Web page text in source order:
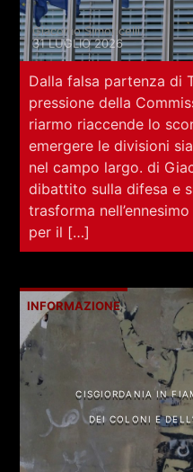
Giacomo Simoncelli
31 LUGLIO 2026
Dalla falsa partenza di
pressione della
riarmo riaccende lo
emergere le divisioni
nel campo largo. di
dibattito sulla difesa e
trasforma
per il […]
INFORMAZIONE
CISGIORDANIA IN
DEI COLONI E